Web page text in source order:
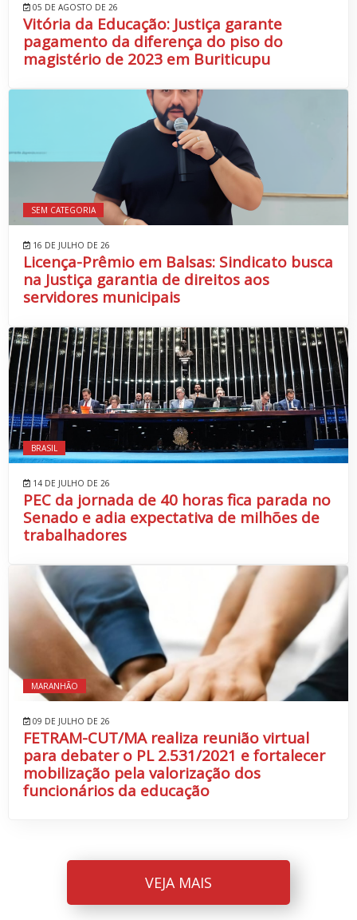
05 DE AGOSTO DE 26
Vitória da Educação: Justiça garante
pagamento da diferença do piso do
magistério de 2023 em Buriticupu
SEM CATEGORIA
16 DE JULHO DE 26
Licença-Prêmio em Balsas: Sindicato busca
na Justiça garantia de direitos aos
servidores municipais
BRASIL
14 DE JULHO DE 26
PEC da jornada de 40 horas fica parada no
Senado e adia expectativa de milhões de
trabalhadores
MARANHÃO
09 DE JULHO DE 26
FETRAM-CUT/MA realiza reunião virtual
para debater o PL 2.531/2021 e fortalecer
mobilização pela valorização dos
funcionários da educação
VEJA MAIS